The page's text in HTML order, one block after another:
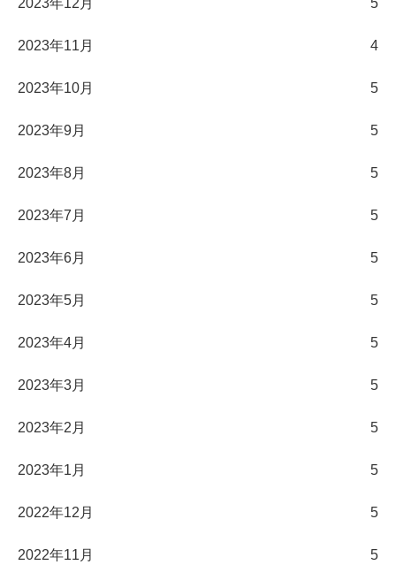
2023年12月 5
2023年11月 4
2023年10月 5
2023年9月 5
2023年8月 5
2023年7月 5
2023年6月 5
2023年5月 5
2023年4月 5
2023年3月 5
2023年2月 5
2023年1月 5
2022年12月 5
2022年11月 5